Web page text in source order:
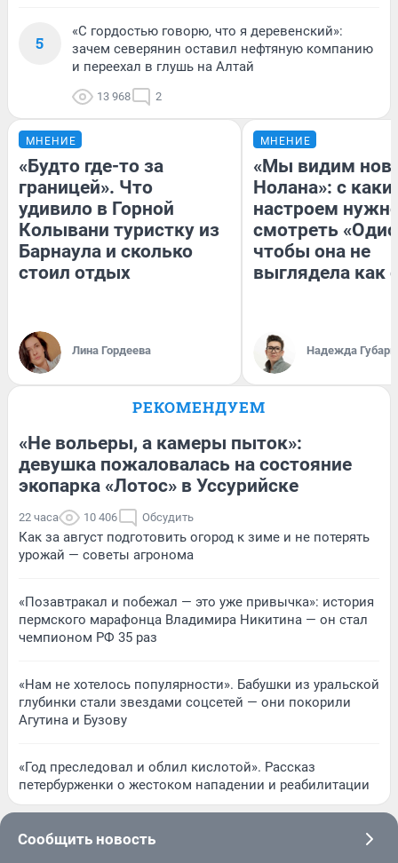
5
«С гордостью говорю, что я деревенский»:
зачем северянин оставил нефтяную компанию
и переехал в глушь на Алтай
13 968 2
МНЕНИЕ
«Будто где-то за
границей». Что
удивило в Горной
Колывани туристку из
Барнаула и сколько
стоил отдых
Лина Гордеева
МНЕНИЕ
«Мы видим
Нолана»: с
настроем
смотреть
чтобы она не
выглядела как
Надежда Губарь
РЕКОМЕНДУЕМ
«Не вольеры, а камеры пыток»:
девушка пожаловалась на состояние
экопарка «Лотос» в Уссурийске
22 часа 10 406 Обсудить
Как за август подготовить огород к зиме и не потерять
урожай — советы агронома
«Позавтракал и побежал — это уже привычка»: история
пермского марафонца Владимира Никитина — он стал
чемпионом РФ 35 раз
«Нам не хотелось популярности». Бабушки из уральской
глубинки стали звездами соцсетей — они покорили
Агутина и Бузову
«Год преследовал и облил кислотой». Рассказ
петербурженки о жестоком нападении и реабилитации
Сообщить новость